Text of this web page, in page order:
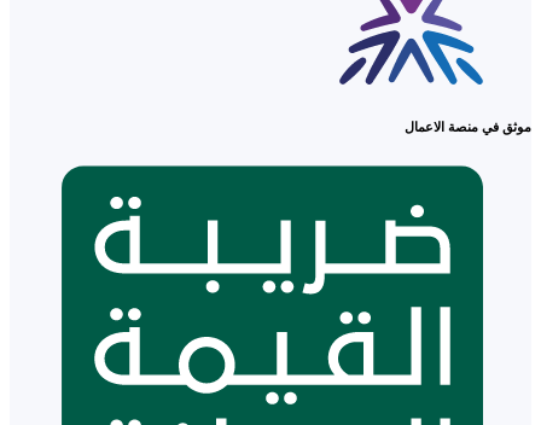
موثق في منصة الاعمال